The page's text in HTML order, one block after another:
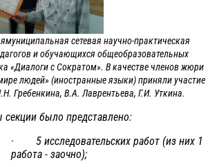
сетевая научно-практическая
и обучающихся общеобразовательных
«Диалоги с Сократом». В качестве членов жюри
людей» (иностранные языки) приняли участие
Гребенкина, В.А. Лаврентьева, Г.И. Уткина.
было представлено:
· 5 исследовательских работ (из них 1
работа - заочно);